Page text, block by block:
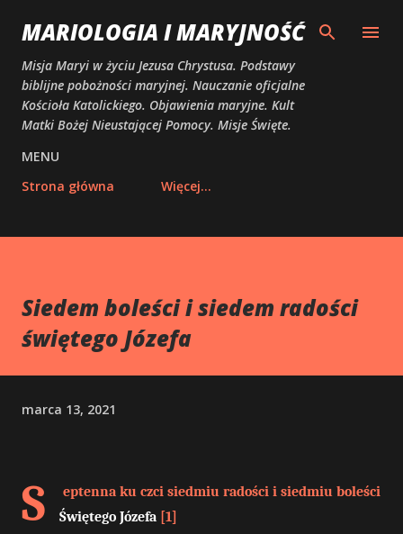
Przejdź do głównej zawartości
MARIOLOGIA I MARYJNOŚĆ
Misja Maryi w życiu Jezusa Chrystusa. Podstawy
biblijne pobożności maryjnej. Nauczanie oficjalne
Kościoła Katolickiego. Objawienia maryjne. Kult
Matki Bożej Nieustającej Pomocy. Misje Święte.
MENU
Strona główna
Więcej…
Siedem boleści i siedem radości
świętego Józefa
marca 13, 2021
S
eptenna ku czci siedmiu radości i siedmiu boleści
Świętego Józefa [1]